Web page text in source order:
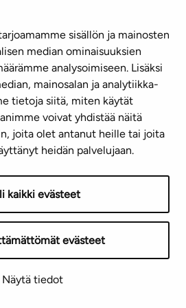
sisällön ja mainosten
median ominaisuuksien
analysoimiseen. Lisäksi
mainosalan ja analytiikka-
tietoja siitä, miten käytät
voivat yhdistää näitä
joita olet antanut heille tai joita
heidän palvelujaan.
kaikki evästeet
evästeet
Näytä tiedot